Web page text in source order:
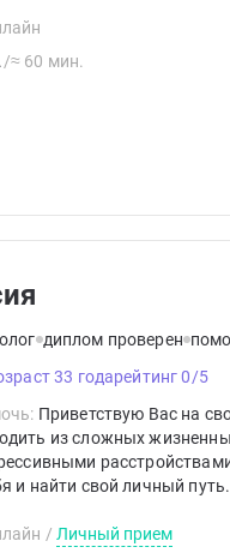
/≈ 60 мин.
диплом проверен
33 годарейтинг 0/5
Приветствую Вас на
из сложных
и найти свой личный
достигается
/ Личный прием